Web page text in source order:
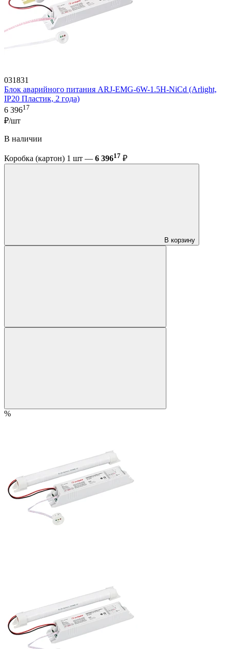
031831
Блок аварийного питания ARJ-EMG-6W-1.5H-NiCd (Arlight,
IP20 Пластик, 2 года)
6 39617
₽/шт
В наличии
Коробка (картон) 1 шт — 6 39617 ₽
В корзину
%